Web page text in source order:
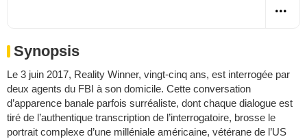
Synopsis
Le 3 juin 2017, Reality Winner, vingt-cinq ans, est interrogée par
deux agents du FBI à son domicile. Cette conversation
d’apparence banale parfois surréaliste, dont chaque dialogue est
tiré de l’authentique transcription de l’interrogatoire, brosse le
portrait complexe d’une milléniale américaine, vétérane de l’US